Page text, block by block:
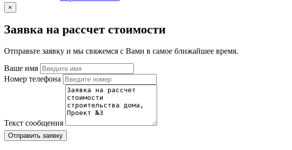
×
Заявка на рассчет стоимости
Отправьте заявку и мы свяжемся с Вами в самое ближайшее время.
Ваше имя
Номер телефона
Текст сообщения